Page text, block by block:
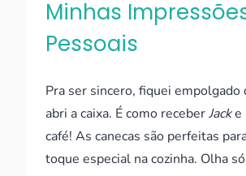
Minhas
Pessoais
Pra ser sincero, fiquei empolgado
abri a caixa. É como receberJacke
café! As canecas são perfeitas
toque especial na cozinha. Olha